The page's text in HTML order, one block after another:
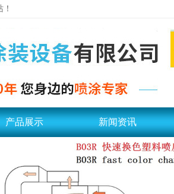
产品展示 新闻资讯